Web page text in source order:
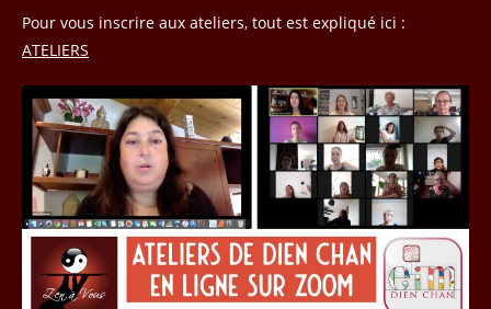
Pour vous inscrire aux ateliers, tout est expliqué ici :
ATELIERS